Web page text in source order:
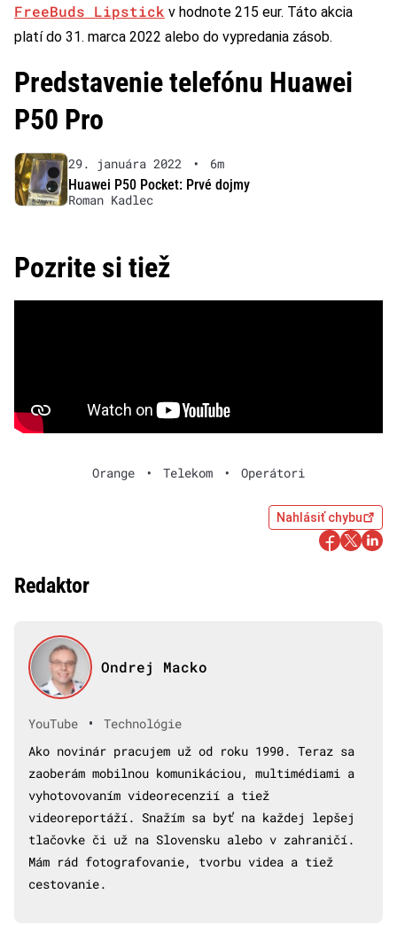
FreeBuds Lipstick v hodnote 215 eur. Táto akcia
platí do 31. marca 2022 alebo do vypredania zásob.
Predstavenie telefónu Huawei
P50 Pro
29. januára 2022 •
6m
Huawei P50 Pocket: Prvé dojmy
Roman Kadlec
Pozrite si tiež
Orange • Telekom • Operátori
Nahlásiť chybu
Redaktor
Ondrej Macko
YouTube •
Technológie
Ako novinár pracujem už od roku 1990. Teraz sa
zaoberám mobilnou komunikáciou, multimédiami a
vyhotovovaním videorecenzií a tiež
videoreportáží. Snažím sa byť na každej lepšej
tlačovke či už na Slovensku alebo v zahraničí.
Mám rád fotografovanie, tvorbu videa a tiež
cestovanie.